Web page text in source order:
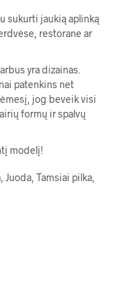
sukurti jaukią aplinką
restorane ar
yra dizainas.
patenkins net
jog beveik visi
formų ir spalvų
modelį!
Tamsiai pilka,